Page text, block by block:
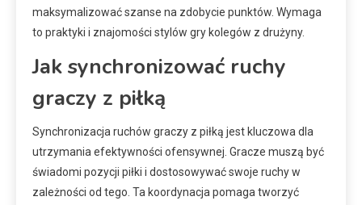
maksymalizować szanse na zdobycie punktów. Wymaga
to praktyki i znajomości stylów gry kolegów z drużyny.
Jak synchronizować ruchy
graczy z piłką
Synchronizacja ruchów graczy z piłką jest kluczowa dla
utrzymania efektywności ofensywnej. Gracze muszą być
świadomi pozycji piłki i dostosowywać swoje ruchy w
zależności od tego. Ta koordynacja pomaga tworzyć